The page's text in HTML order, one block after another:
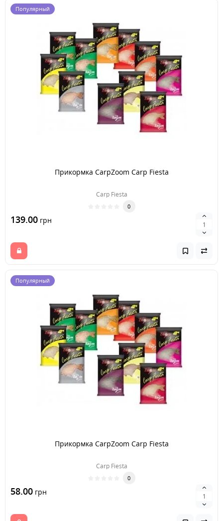
Популярный
Прикормка CarpZoom Carp Fiesta
Carp Fiesta
0
139.00 грн
Популярный
Прикормка CarpZoom Carp Fiesta
Carp Fiesta
0
58.00 грн